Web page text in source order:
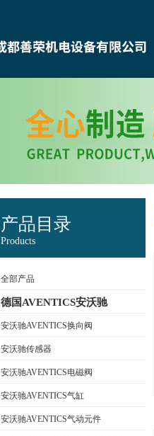
产品目录
Products
全部产品
德国AVENTICS安沃驰
安沃驰AVENTICS换向阀
安沃驰传感器
安沃驰AVENTICS电磁阀
安沃驰AVENTICS气缸
安沃驰AVENTICS气动元件